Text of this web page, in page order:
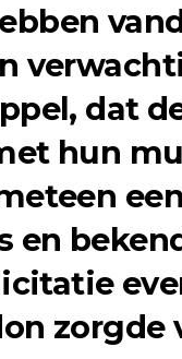
dat
hun
en
zorgde